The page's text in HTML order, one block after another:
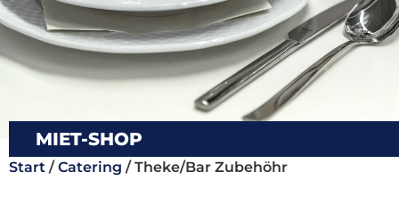
MIET-SHOP
Start /Catering / Theke/Bar Zubehöhr